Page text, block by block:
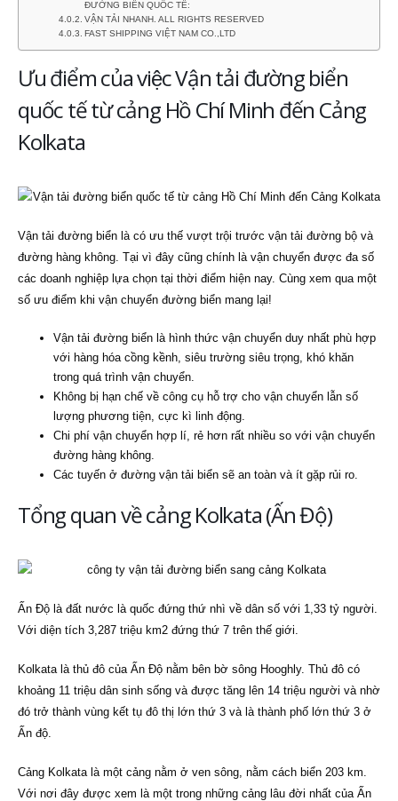
ĐƯỜNG BIỂN QUỐC TẾ:
VẬN TẢI NHANH. ALL RIGHTS RESERVED
FAST SHIPPING VIỆT NAM CO.,LTD
Ưu điểm của việc Vận tải đường biển
quốc tế từ cảng Hồ Chí Minh đến Cảng
Kolkata
Vận tải đường biển là có ưu thế vượt trội trước vận tải đường bộ và
đường hàng không. Tại vì đây cũng chính là vận chuyển được đa số
các doanh nghiệp lựa chọn tại thời điểm hiện nay. Cùng xem qua một
số ưu điểm khi vận chuyển đường biển mang lại!
Vận tải đường biển là hình thức vận chuyển duy nhất phù hợp
với hàng hóa cồng kềnh, siêu trường siêu trọng, khó khăn
trong quá trình vận chuyển.
Không bị hạn chế về công cụ hỗ trợ cho vận chuyển lẫn số
lượng phương tiện, cực kì linh động.
Chi phí vận chuyển hợp lí, rẻ hơn rất nhiều so với vận chuyển
đường hàng không.
Các tuyến ở đường vận tải biển sẽ an toàn và ít gặp rủi ro.
Tổng quan về cảng Kolkata (Ấn Độ)
Ấn Độ là đất nước là quốc đứng thứ nhì về dân số với 1,33 tỷ người.
Với diện tích 3,287 triệu km2 đứng thứ 7 trên thế giới.
Kolkata là thủ đô của Ấn Độ nằm bên bờ sông Hooghly. Thủ đô có
khoảng 11 triệu dân sinh sống và được tăng lên 14 triệu người và nhờ
đó trở thành vùng kết tụ đô thị lớn thứ 3 và là thành phố lớn thứ 3 ở
Ấn độ.
Cảng Kolkata là một cảng nằm ở ven sông, nằm cách biển 203 km.
Với nơi đây được xem là một trong những cảng lâu đời nhất của Ấn